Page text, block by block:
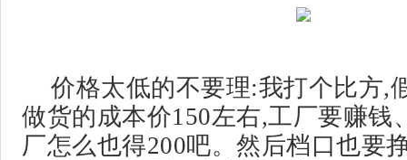
价格太低的不要理:我打个比方,
做货的成本价150左右,工厂要赚钱
厂怎么也得200吧。然后档口也要